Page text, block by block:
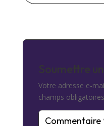
Soumettre
Votre adresse e-
champs